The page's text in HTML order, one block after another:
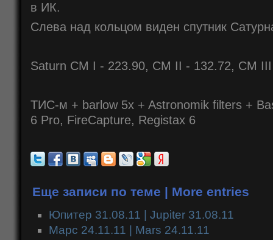
в ИК.
Слева над кольцом виден спутник
Saturn CM I - 223.90, CM II - 132.72, CM
ТИС-м + barlow 5x + Astronomik filters +
6 Pro, FireCapture, Registax 6
Еще записи по теме | More entries
Юпитер 31.08.11 | Jupiter 31.08.11
Марс 24.11.11 | Mars 24.11.11